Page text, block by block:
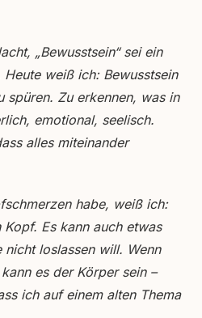
„Bewusstsein“ sei ein
weiß ich: Bewusstsein
spüren. Zu erkennen, was in
emotional, seelisch.
alles miteinander
habe, weiß ich:
Es kann auch etwas
loslassen will. Wenn
es der Körper sein –
ich auf einem alten Thema